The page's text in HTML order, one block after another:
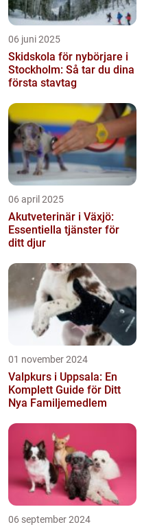
06 juni 2025
Skidskola för nybörjare i
Stockholm: Så tar du dina
första stavtag
06 april 2025
Akutveterinär i Växjö:
Essentiella tjänster för
ditt djur
01 november 2024
Valpkurs i Uppsala: En
Komplett Guide för Ditt
Nya Familjemedlem
06 september 2024